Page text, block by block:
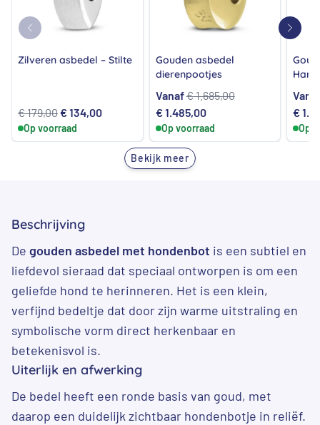
Zilveren asbedel – Stilte
€179,00 Oorspronkelijke
prijs
was:
€134,00Huidige
is:
€ 134,00.
Op voorraad
Gouden asbedel
dierenpootjes
Vanaf€1.685,00
Oorspronkelijke
prijs
was:
€ 1.685,00.
€1.485,00Huidige
prijs
is:
Op voorraad
prijs
was:
€
Op
Bekijk meer
Beschrijving
De gouden asbedel met hondenbot is een subtiel en
liefdevol sieraad dat speciaal ontworpen is om een
geliefde hond te herinneren. Het is een klein,
verfijnd bedeltje dat door zijn warme uitstraling en
symbolische vorm direct herkenbaar en
betekenisvol is.
Uiterlijk en afwerking
De bedel heeft een ronde basis van goud, met
daarop een duidelijk zichtbaar hondenbotje in reliëf.